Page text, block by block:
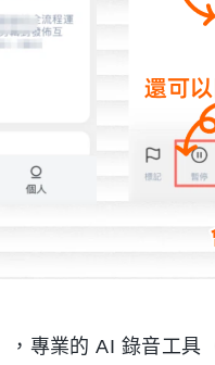
專業的 AI 錄音工具